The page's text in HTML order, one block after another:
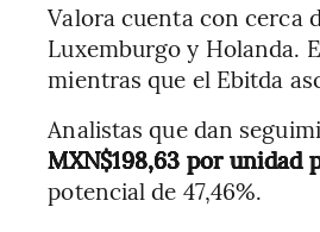
Valora cuenta con cerca
Luxemburgo y Holanda.
mientras que el Ebitda
Analistas que dan
MXN$198,63 por unidad
potencial de 47,46%.